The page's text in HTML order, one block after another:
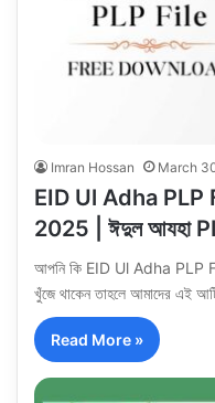
Imran Hossan March
EID Ul Adha
2025 | ঈদুল আযহা
আপনি কি EID Ul Adha PLP
খুঁজে থাকেন তাহলে আমাদের এই
Read More »